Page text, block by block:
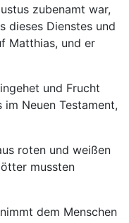
zubenamt war,
dieses Dienstes und
Matthias, und er
und Frucht
Neuen Testament,
roten und weißen
mussten
dem Menschen